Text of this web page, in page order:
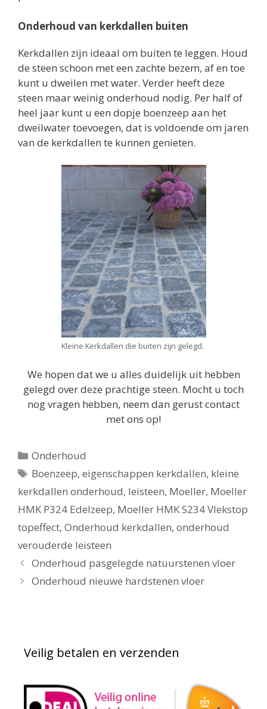
Onderhoud van kerkdallen buiten
Kerkdallen zijn ideaal om buiten te leggen. Houd
de steen schoon met een zachte bezem, af en toe
kunt u dweilen met water. Verder heeft deze
steen maar weinig onderhoud nodig. Per half of
heel jaar kunt u een dopje boenzeep aan het
dweilwater toevoegen, dat is voldoende om jaren
van de kerkdallen te kunnen genieten.
Kleine Kerkdallen die buiten zijn gelegd.
We hopen dat we u alles duidelijk uit hebben
gelegd over deze prachtige steen. Mocht u toch
nog vragen hebben, neem dan gerust contact
met ons op!
Categorieën
Onderhoud
Tags
Boenzeep,eigenschappen kerkdallen, kleine
kerkdallen onderhoud, leisteen, Moeller, Moeller
HMK P324 Edelzeep, Moeller HMK S234 Vlekstop
topeffect, Onderhoud kerkdallen, onderhoud
verouderde leisteen
Onderhoud pasgelegde natuurstenen vloer
Onderhoud nieuwe hardstenen vloer
Veilig betalen en verzenden